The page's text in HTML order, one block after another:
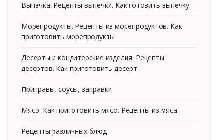
Выпечка. Рецепты выпечки. Как готовить выпечку
Морепродукты. Рецепты из морепродуктов. Как
приготовить морепродукты
Десерты и кондитерские изделия. Рецепты
десертов. Как приготовить десерт
Приправы, соусы, заправки
Мясо. Как приготовить мясо. Рецепты из мяса
Рецепты различных блюд